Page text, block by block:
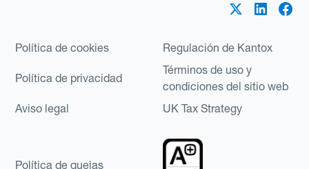
Política de cookies Regulación de Kantox
Política de privacidad
Términos de uso y
condiciones del sitio web
Aviso legal
UK Tax Strategy
Política de quejas